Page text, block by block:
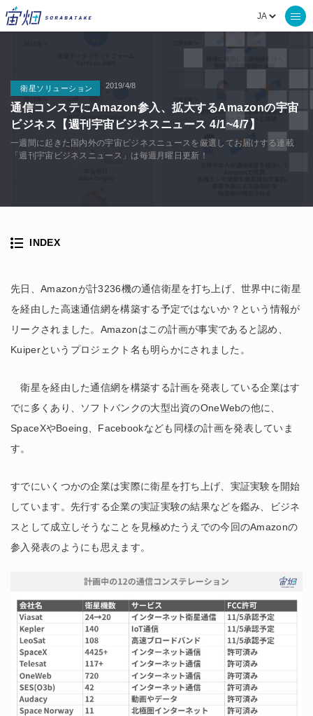
衛星ソリューション 2019/4/8
通信コンステにAmazon参入、拡大するAmazonの宇宙
ビジネス【週刊宇宙ビジネスニュース 4/1~4/7】
一週間に起きた国内外の宇宙ビジネスニュースを厳選してお届けする連載
「週刊宇宙ビジネスニュース」は毎週月曜日更新！
先日、Amazonが計3236機の通信衛星を打ち上げ、世界中に衛星
を経由した高速通信網を構築する予定ではないか？という情報が
リークされました。Amazonはこの計画が事実であると認め、
Kuiperというプロジェクト名も明らかにされました。
衛星を経由した通信網を構築する計画を発表している企業はす
でに多くあり、ソフトバンクの大型出資のOneWebの他に、
SpaceXやBoeing、Facebookなども同様の計画を発表していま
す。
すでにいくつかの企業は実際に衛星を打ち上げ、実証実験を開始
しています。先行する企業の実証実験の結果などを鑑み、ビジネ
スとして成立しそうなことを見極めたうえでの今回のAmazonの
参入発表のようにも思えます。
INDEX